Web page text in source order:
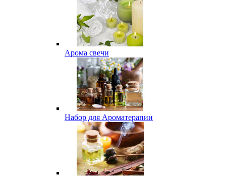
Арома свечи
Набор для Ароматерапии